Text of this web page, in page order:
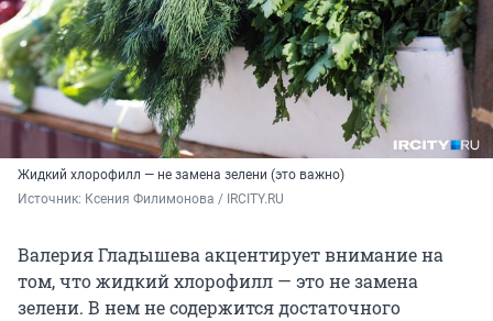
Жидкий хлорофилл — не замена зелени (это важно)
Источник: Ксения Филимонова / IRCITY.RU
Валерия Гладышева акцентирует внимание на
том, что жидкий хлорофилл — это не замена
зелени. В нем не содержится достаточного